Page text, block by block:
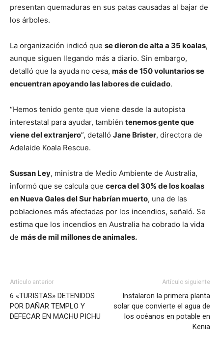
presentan quemaduras en sus patas causadas al bajar de
los árboles.
La organización indicó que se dieron de alta a 35 koalas,
aunque siguen llegando más a diario. Sin embargo,
detalló que la ayuda no cesa, más de 150 voluntarios se
encuentran apoyando las labores de cuidado.
“Hemos tenido gente que viene desde la autopista
interestatal para ayudar, también tenemos gente que
viene del extranjero”, detalló Jane Brister, directora de
Adelaide Koala Rescue.
Sussan Ley, ministra de Medio Ambiente de Australia,
informó que se calcula que cerca del 30% de los koalas
en Nueva Gales del Sur habrían muerto, una de las
poblaciones más afectadas por los incendios, señaló. Se
estima que los incendios en Australia ha cobrado la vida
de más de mil millones de animales.
Artículo anterior
6 «TURISTAS» DETENIDOS
POR DAÑAR TEMPLO Y
DEFECAR EN MACHU PICHU
Artículo siguiente
Instalaron la primera planta
solar que convierte el agua de
los océanos en potable en
Kenia